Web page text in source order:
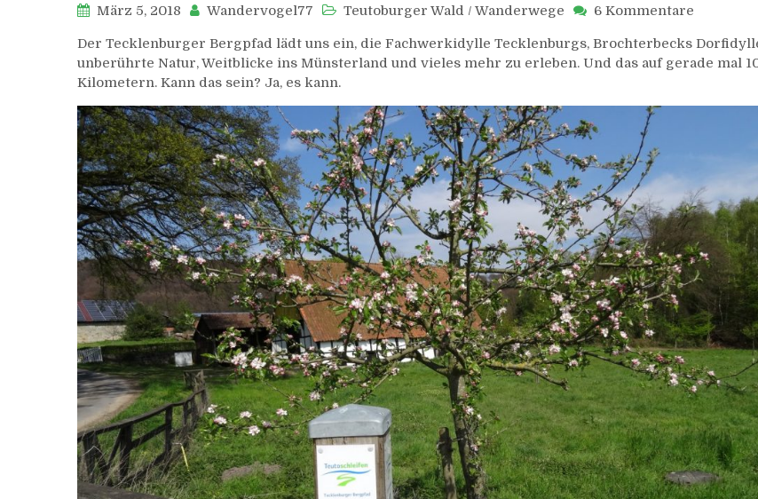
März 5, 2018 Wandervogel77 Teutoburger Wald / Wanderwege 6 Kommentare
Bergpfad
Der Tecklenburger Bergpfad lädt uns ein, die Fachwerkidylle Tecklenburgs, Brochterbecks
unberührte Natur, Weitblicke ins Münsterland und vieles mehr zu erleben. Und das auf gerade mal
Kilometern. Kann das sein? Ja, es kann.